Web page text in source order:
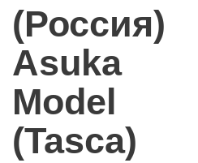
(Россия)
Asuka
Model
(Tasca)